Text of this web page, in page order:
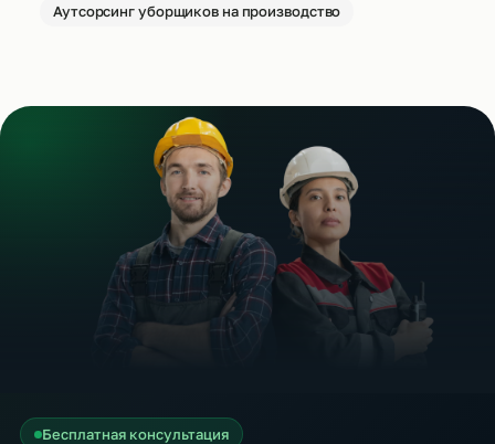
Аутсорсинг уборщиков на производство
Бесплатная консультация